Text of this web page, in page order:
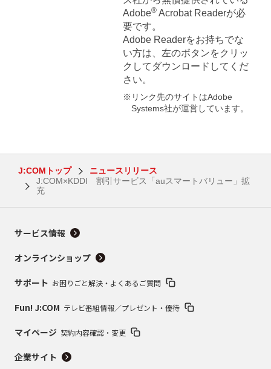
Adobe®Acrobat Readerが必
要です。
Adobe Readerをお持ちでな
い方は、左のボタンをクリッ
クしてダウンロードしてくだ
さい。
※リンク先のサイトはAdobe
Systems社が運営しています。
J:COMトップ
ニュースリリース
J:COM×KDDI 割引サービス「auスマートバリュー」拡
充
サービス情報
オンラインショップ
サポート お困りごと解決・よくあるご質問
Fun! J:COM テレビ番組情報／プレゼント・優待
マイページ 契約内容確認・変更
企業サイト